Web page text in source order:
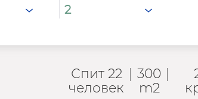
Спит 22
человек
300
m2